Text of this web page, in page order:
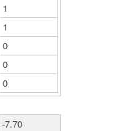
1
1
0
0
0
-7.70